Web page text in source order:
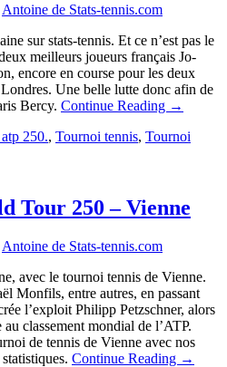
Antoine de Stats-tennis.com
sur stats-tennis. Et ce n’est pas le
meilleurs joueurs français Jo-
encore en course pour les deux
Une belle lutte donc afin de
Bercy. Continue Reading →
250., Tournoi tennis, Tournoi
Tour 250 – Vienne
Antoine de Stats-tennis.com
avec le tournoi tennis de Vienne.
Monfils, entre autres, en passant
l’exploit Philipp Petzschner, alors
classement mondial de l’ATP.
de tennis de Vienne avec nos
Continue Reading →